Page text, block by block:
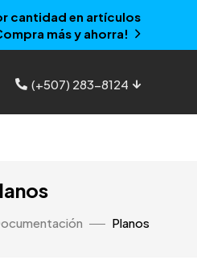
cantidad en artículos
más y ahorra!
(+507) 283-8124
Planos